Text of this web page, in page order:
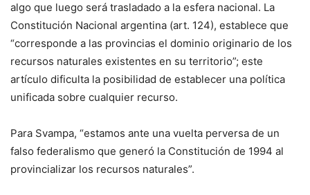
algo que luego será trasladado a la esfera nacional. La
Constitución Nacional argentina (art. 124), establece que
“corresponde a las provincias el dominio originario de los
recursos naturales existentes en su territorio”; este
artículo dificulta la posibilidad de establecer una política
unificada sobre cualquier recurso.
Para Svampa, “estamos ante una vuelta perversa de un
falso federalismo que generó la Constitución de 1994 al
provincializar los recursos naturales”.